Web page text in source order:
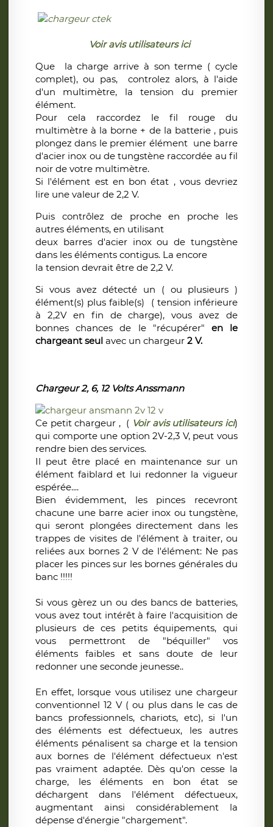
Voir avis utilisateurs ici
Que la charge arrive à son terme ( cycle
complet), ou pas, controlez alors, à l'aide
d'un multimètre, la tension du premier
élément.
Pour cela raccordez le fil rouge du
multimètre à la borne + de la batterie , puis
plongez dans le premier élément une barre
d'acier inox ou de tungstène raccordée au fil
noir de votre multimètre.
Si l'élément est en bon état , vous devriez
lire une valeur de 2,2 V.
Puis contrôlez de proche en proche les
autres éléments, en utilisant
deux barres d'acier inox ou de tungstène
dans les éléments contigus. La encore
la tension devrait être de 2,2 V.
Si vous avez détecté un ( ou plusieurs )
élément(s) plus faible(s) ( tension inférieure
à 2,2V en fin de charge), vous avez de
bonnes chances de le "récupérer" en le
chargeant seul avec un chargeur 2 V.
Chargeur 2, 6, 12 Volts Anssmann
Ce petit chargeur , ( Voir avis utilisateurs ici)
qui comporte une option 2V-2,3 V, peut vous
rendre bien des services.
Il peut être placé en maintenance sur un
élément faiblard et lui redonner la vigueur
espérée....
Bien évidemment, les pinces recevront
chacune une barre acier inox ou tungstène,
qui seront plongées directement dans les
trappes de visites de l'élément à traiter, ou
reliées aux bornes 2 V de l'élément: Ne pas
placer les pinces sur les bornes générales du
banc !!!!!
Si vous gèrez un ou des bancs de batteries,
vous avez tout intérêt à faire l'acquisition de
plusieurs de ces petits équipements, qui
vous permettront de "béquiller" vos
éléments faibles et sans doute de leur
redonner une seconde jeunesse..
En effet, lorsque vous utilisez une chargeur
conventionnel 12 V ( ou plus dans le cas de
bancs professionnels, chariots, etc), si l'un
des éléments est défectueux, les autres
éléments pénalisent sa charge et la tension
aux bornes de l'élément défectueux n'est
pas vraiment adaptée. Dès qu'on cesse la
charge, les éléments en bon état se
déchargent dans l'élément défectueux,
augmentant ainsi considérablement la
dépense d'énergie "chargement".